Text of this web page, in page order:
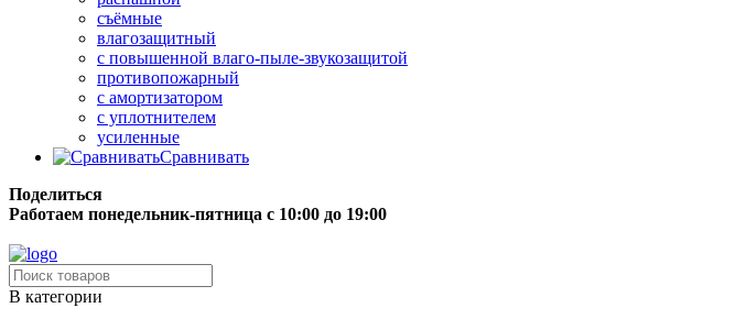
съёмные
влагозащитный
с повышенной влаго-пыле-звукозащитой
противопожарный
с амортизатором
с уплотнителем
усиленные
Сравнивать
Поделиться
Работаем понедельник-пятница с 10:00 до 19:00
В категории